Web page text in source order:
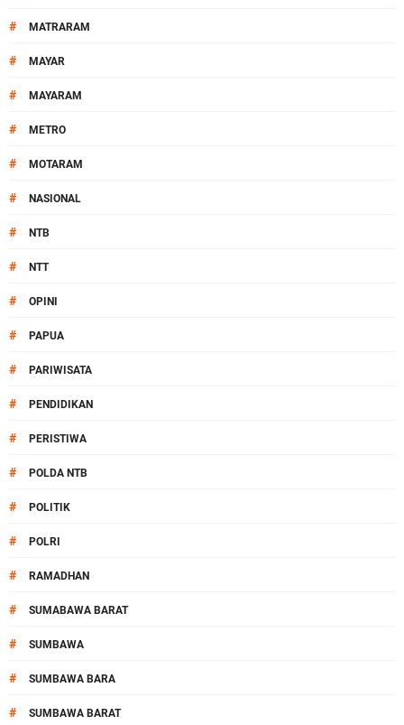
# MATRARAM
# MAYAR
# MAYARAM
# METRO
# MOTARAM
# NASIONAL
# NTB
# NTT
# OPINI
# PAPUA
# PARIWISATA
# PENDIDIKAN
# PERISTIWA
# POLDA NTB
# POLITIK
# POLRI
# RAMADHAN
# SUMABAWA BARAT
# SUMBAWA
# SUMBAWA BARA
# SUMBAWA BARAT